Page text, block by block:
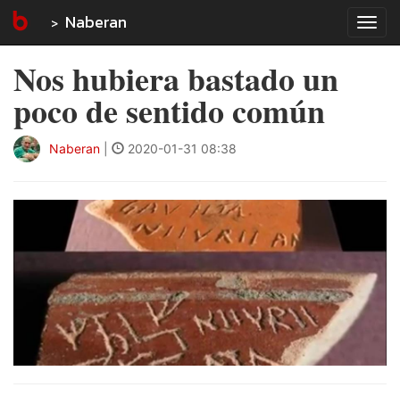
Naberan
Nos hubiera bastado un
poco de sentido común
Naberan 2020-01-31 08:38